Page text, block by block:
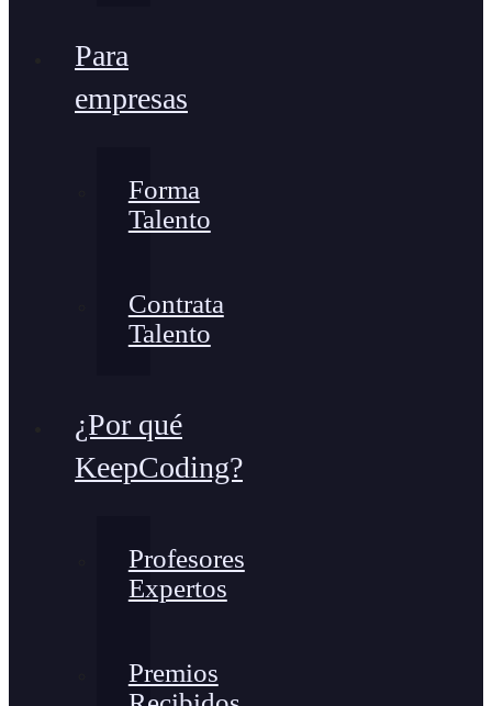
Para
empresas
Forma
Talento
Contrata
Talento
¿Por qué
KeepCoding?
Profesores
Expertos
Premios